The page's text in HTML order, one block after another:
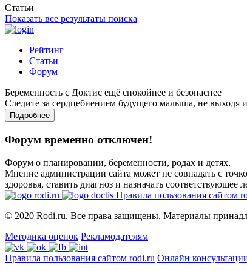
Статьи
Показать все результаты поиска
Рейтинг
Статьи
Форум
Беременность с Доктис ещё спокойнее и безопаснее
Следите за сердцебиением будущего малыша, не выходя
Подробнее
Форум временно отключен!
Форум о планировании, беременности, родах и детях.
Мнение администрации сайта может не совпадать с
здоровья, ставить диагноз и назначать соответствующее
Правила пользования сайтом
© 2020 Rodi.ru. Все права защищены. Материалы
Методика оценок Рекламодателям
Правила пользования сайтом rodi.ru Онлайн